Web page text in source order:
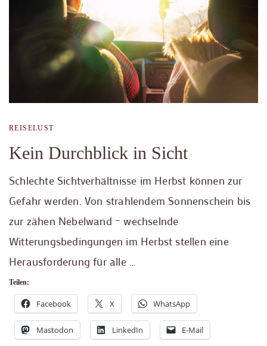
REISELUST
Kein Durchblick in Sicht
Schlechte Sichtverhältnisse im Herbst können zur
Gefahr werden. Von strahlendem Sonnenschein bis
zur zähen Nebelwand – wechselnde
Witterungsbedingungen im Herbst stellen eine
Herausforderung für alle …
Teilen:
Facebook X WhatsApp
Mastodon LinkedIn E-Mail